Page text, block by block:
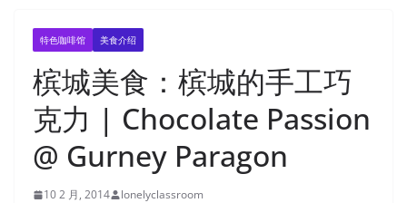
特色咖啡馆 美食介绍
槟城美食：槟城的手工巧
克力 | Chocolate Passion
@ Gurney Paragon
10 2 月, 2014 lonelyclassroom